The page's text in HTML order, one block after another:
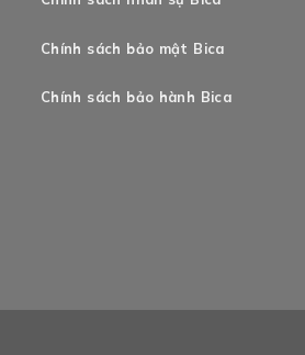
Chính sách bảo mật Bica
Chính sách bảo hành Bica